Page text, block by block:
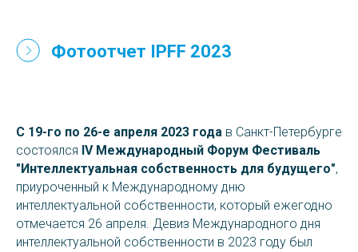
Фотоотчет IPFF 2023
С 19-го по 26-е апреля 2023 года в Санкт-Петербурге
состоялся IV Международный Форум Фестиваль
"Интеллектуальная собственность для будущего",
приуроченный к Международному дню
интеллектуальной собственности, который ежегодно
отмечается 26 апреля. Девиз Международного дня
интеллектуальной собственности в 2023 году был